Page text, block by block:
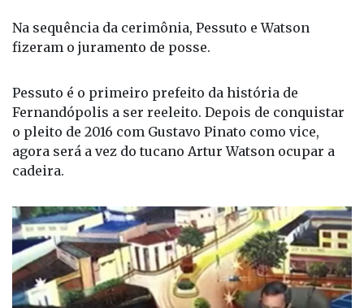
Na sequência da cerimônia, Pessuto e Watson
fizeram o juramento de posse.
Pessuto é o primeiro prefeito da história de
Fernandópolis a ser reeleito. Depois de conquistar
o pleito de 2016 com Gustavo Pinato como vice,
agora será a vez do tucano Artur Watson ocupar a
cadeira.